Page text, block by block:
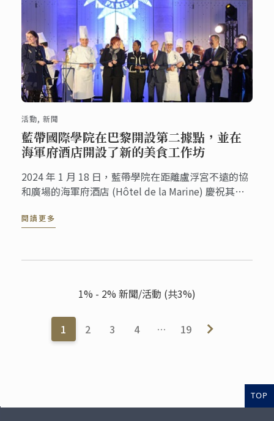
活動, 新聞
藍帶國際學院在巴黎開設第二據點，並在
海軍府酒店開設了新的美食工作坊
2024 年 1 月 18 日，藍帶學院在距離盧浮宮不遠的協
和廣場的海軍府酒店 (Hôtel de la Marine) 慶祝其新
會以及眾多體驗，如烹飪示範、晚餐研討會、美食品
閱讀更多
1% - 2% 新聞/活動 (共3%)
1 2 3 4 … 19
TOP